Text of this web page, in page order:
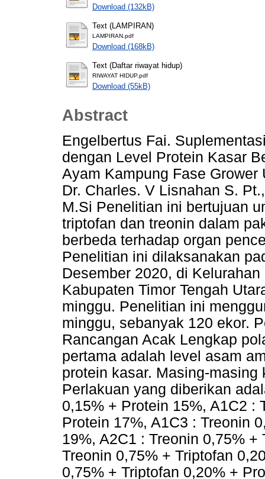
Download (132kB)
Text (LAMPIRAN)
LAMPIRAN.pdf
Download (168kB)
Text (Daftar riwayat hidup)
RIWAYAT HIDUP.pdf
Download (55kB)
Abstract
Engelbertus Fai.
dengan Level Protein Kasar
Ayam Kampung Fase
Dr. Charles. V Lisnahan S.
M.Si Penelitian ini bertujuan
triptofan dan treonin dalam
berbeda terhadap organ
Penelitian ini dilaksanakan
Desember 2020, di
Kabupaten Timor Tengah
minggu. Penelitian ini
minggu, sebanyak 120 ekor.
Rancangan Acak Lengkap
pertama adalah level asam
protein kasar. Masing-
Perlakuan yang diberikan
0,15% + Protein 15%, A1C2 :
Protein 17%, A1C3 : Treonin
19%, A2C1 : Treonin 0,75%
Treonin 0,75% + Triptofan
0,75% + Triptofan 0,20% +